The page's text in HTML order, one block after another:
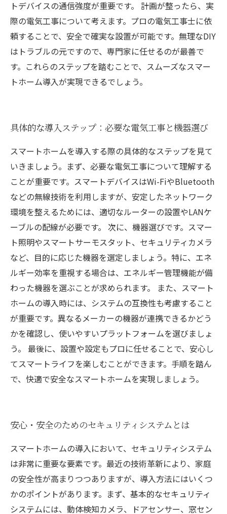
トデバイスの通信強度が重要です。 計画が整ったら、実
際の電気工事について考えます。プロの電気工事士に依
頼することで、安全で確実な設置が可能です。無理なDIY
はトラブルの元ですので、専門家に任せるのが最善で
す。これらのステップを踏むことで、スムーズなスマー
トホーム導入が実現できるでしょう。
具体的な導入ステップ：必要な電気工事と機器選び
スマートホームを導入する際の具体的なステップを見て
いきましょう。まず、必要な電気工事について理解する
ことが重要です。スマートデバイスはWi-FiやBluetooth
などの無線技術を利用しますが、安定したネットワーク
環境を整えるためには、適切なルーターの設置やLANケ
ーブルの配線が必要です。 次に、機器選びです。スマー
ト照明やスマートサーモスタット、セキュリティカメラ
など、目的に応じた機器を選定しましょう。特に、エネ
ルギー効率を重視する場合は、エネルギー管理機能が備
わった機器を選ぶことが求められます。 また、スマート
ホームの導入時には、システムの互換性も考慮すること
が重要です。異なるメーカーの機器が連携できるかどう
かを確認し、使いやすいプラットフォームを選びましょ
う。 最後に、設置や設定もプロに任せることで、安心し
てスマートライフを楽しむことができます。手順を踏ん
で、快適で安全なスマートホームを実現しましょう。
安心・安全のためのセキュリティシステムとは
スマートホームの導入において、セキュリティシステム
は非常に重要な要素です。最近の技術革新により、家庭
の安全性が高まりつつありますが、導入方法にはいくつ
かのポイントがあります。まず、基本的なセキュリティ
システムには、動体検知カメラ、ドアセンサー、窓セン